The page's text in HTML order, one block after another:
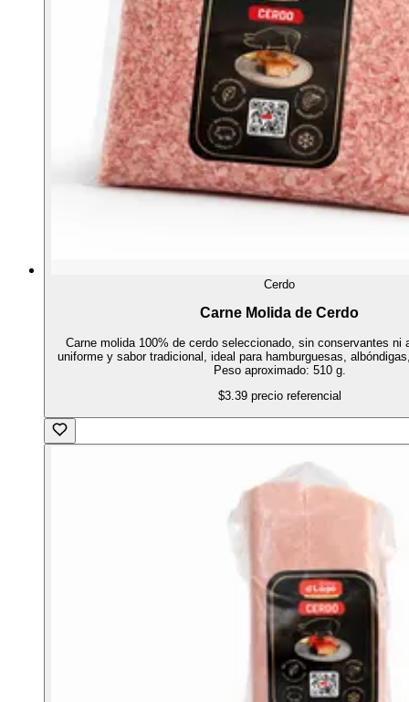
Cerdo
Carne Molida de Cerdo
Carne molida 100% de cerdo seleccionado, sin conservantes ni
uniforme y sabor tradicional, ideal para hamburguesas,
Peso aproximado: 510 g.
$3.39 precio referencial